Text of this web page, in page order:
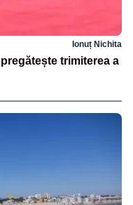
Ionuț Nichita
trimiterea a